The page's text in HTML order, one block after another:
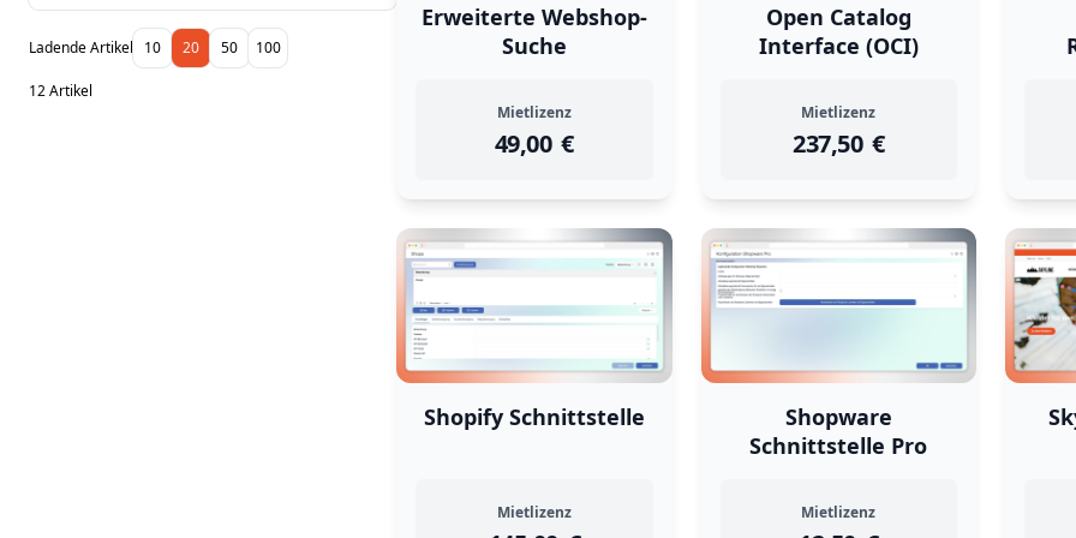
Ladende Artikel 10 20 50 100
12 Artikel
Erweiterte Webshop-
Suche
Mietlizenz
49,00 €
instock
Return Policy
Open Catalog
Interface (OCI)
Mietlizenz
237,50 €
instock
Return Policy
Shopify Schnittstelle
Mietlizenz
Shopware
Schnittstelle Pro
Mietlizenz